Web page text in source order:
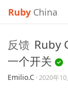
Ruby China
反馈 Ruby
一个开关
Emilio.C ·2020年10